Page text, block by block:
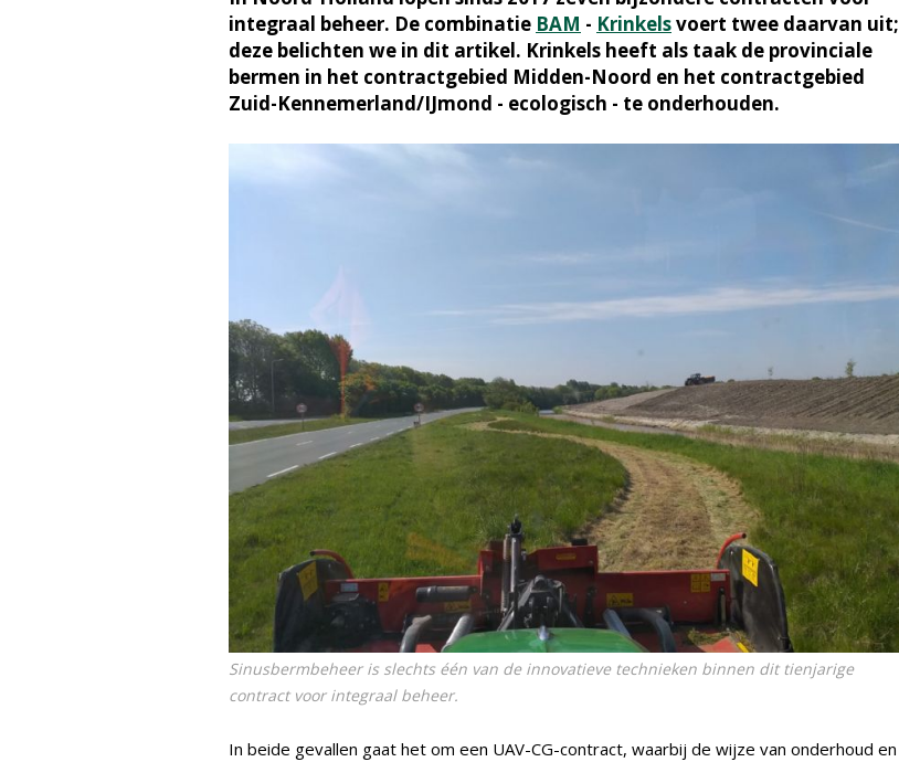
integraal beheer. De combinatie BAM - Krinkelsvoert twee daarvan uit;
deze belichten we in dit artikel. Krinkels heeft als taak de provinciale
bermen in het contractgebied Midden-Noord en het contractgebied
Zuid-Kennemerland/IJmond - ecologisch - te onderhouden.
Sinusbermbeheer is slechts één van de innovatieve technieken binnen dit tienjarige
contract voor integraal beheer.
In beide gevallen gaat het om een UAV-CG-contract, waarbij de wijze van onderhoud en